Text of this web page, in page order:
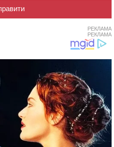
РЕКЛАМА
РЕКЛАМА